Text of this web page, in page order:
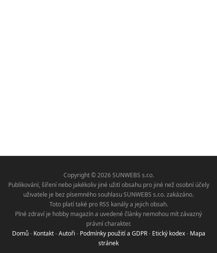
Copyright © 2026 SUNWEBS s.r.o.
Publikování, šíření nebo jakékoliv jiné užití obsahu pro jiné než osobní účely
uživatele je bez písemného souhlasu SUNWEBS s.r.o. zakázáno.
Toto platí také pro RSS kanály a jejich obsah.
Plné zdraví je hobby magazín a uvedené články nemohou mít závazný
právní charakter.
Domů- Kontakt-Autoři - Podmínky použití a GDPR- Etický kodex- Mapa
stránek